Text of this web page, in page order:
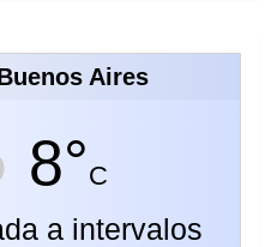
Aires
8°C
a intervalos